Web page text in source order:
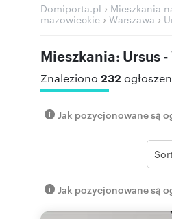
Domiporta.pl › Mieszkania
mazowieckie › Warszawa ›
Mieszkania: Ursus
Znaleziono 232
Jak pozycjonowane są
Jak pozycjonowane są